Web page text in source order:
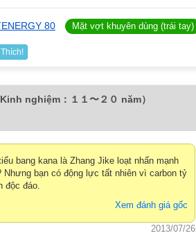
80 Mặt vợt khuyên dùng (trái tay)
Thích!
Kinh nghiệm：１１〜２０ năm）
bang kana là Zhang Jike loạt nhấn mạnh
bạn có động lực tất nhiên vì carbon tỷ
độc đáo.
Xem đánh giá gốc
2013/07/26